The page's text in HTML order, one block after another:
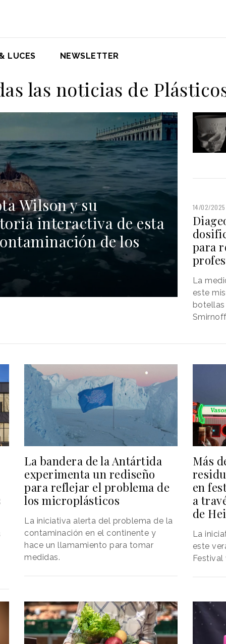
LUCES NEWSLETTER
las noticias de
Wilson y su
interactiva de esta
de los
14/02/2025
para
La
este
botellas
La bandera de la Antártida
experimenta un rediseño
para reflejar el problema de
los microplásticos
La iniciativa alerta del problema de la
contaminación en el continente y
hace un llamamiento para tomar
medidas.
Más
en
a
de
La
este
Festival